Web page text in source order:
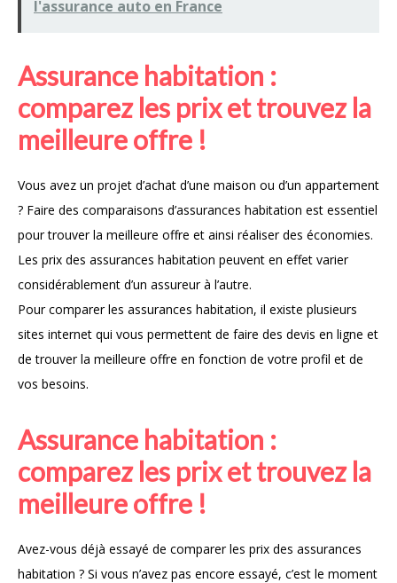
l'assurance auto en France
Assurance habitation :
comparez les prix et trouvez la
meilleure offre !
Vous avez un projet d’achat d’une maison ou d’un appartement
? Faire des comparaisons d’assurances habitation est essentiel
pour trouver la meilleure offre et ainsi réaliser des économies.
Les prix des assurances habitation peuvent en effet varier
considérablement d’un assureur à l’autre.
Pour comparer les assurances habitation, il existe plusieurs
sites internet qui vous permettent de faire des devis en ligne et
de trouver la meilleure offre en fonction de votre profil et de
vos besoins.
Assurance habitation :
comparez les prix et trouvez la
meilleure offre !
Avez-vous déjà essayé de comparer les prix des assurances
habitation ? Si vous n’avez pas encore essayé, c’est le moment